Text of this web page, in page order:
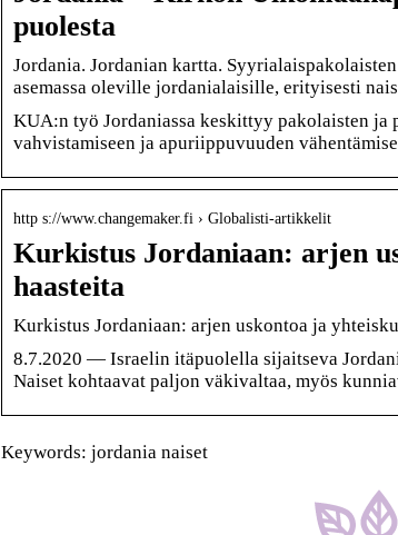
puolesta
Jordania. Jordanian kartta.
asemassa oleville jordanialaisille, erityisesti
KUA:n työ Jordaniassa keskittyy pakolaisten
vahvistamiseen ja apuriippuvuuden
http s://www.changemaker.fi › Globalisti-artikkelit
Kurkistus Jordaniaan: arjen
haasteita
Kurkistus Jordaniaan: arjen uskontoa ja
8.7.2020 — Israelin itäpuolella sijaitseva
Naiset kohtaavat paljon väkivaltaa, myös
Keywords: jordania naiset